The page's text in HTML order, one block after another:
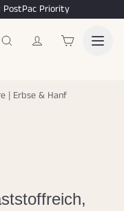
PostPac Priority
| Erbse & Hanf